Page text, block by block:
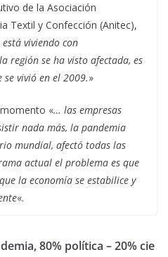
de la Asociación
Textil y Confección (Anitec),
viviendo con
región se ha visto afectada, es
vivió en el 2009.»
«… las empresas
nada más, la pandemia
mundial, afectó todas las
actual el problema es que
la economía se estabilice y
«.
80% política – 20% cie